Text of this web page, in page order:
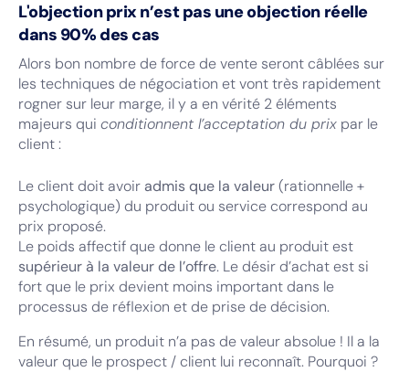
L'objection prix n’est pas une objection réelle
dans 90% des cas
Alors bon nombre de force de vente seront câblées sur
les techniques de négociation et vont très rapidement
rogner sur leur marge, il y a en vérité 2 éléments
majeurs qui conditionnent l’acceptation du prix par le
client :
Le client doit avoiradmis que la valeur(rationnelle +
psychologique) du produit ou service correspond au
prix proposé.
Le poids affectif que donne le client au produit est
supérieur à la valeur de l’offre. Le désir d’achat est si
fort que le prix devient moins important dans le
processus de réflexion et de prise de décision.
En résumé, un produit n’a pas de valeur absolue ! Il a la
valeur que le prospect / client lui reconnaît. Pourquoi ?